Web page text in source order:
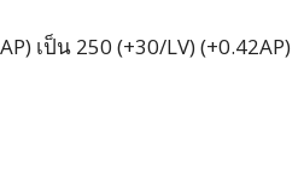
เป็น 250 (+30/LV) (+0.42AP)